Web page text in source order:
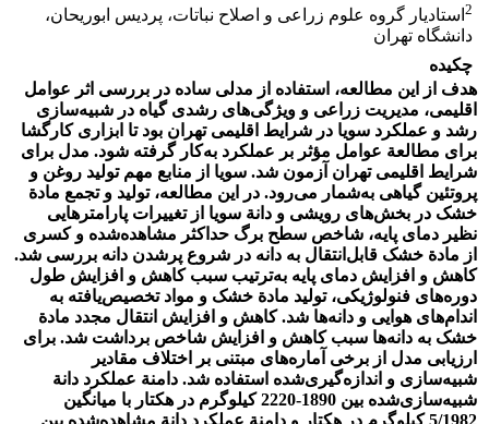
2 استادیار گروه علوم زراعی و اصلاح نباتات، پردیس ابوریحان،
دانشگاه تهران
چکیده
هدف از این مطالعه، استفاده از مدلی ساده در بررسی اثر عوامل
اقلیمی، مدیریت زراعی و ویژگی‌های رشدی گیاه در شبیه‌سازی
رشد و عملکرد سویا در شرایط اقلیمی تهران بود تا ابزاری کارگشا
برای مطالعة عوامل مؤثر بر عملکرد به‌کار گرفته شود. مدل برای
شرایط اقلیمی تهران آزمون شد. سویا از منابع مهم تولید روغن و
پروتئین گیاهی به‌شمار می‌رود. در این مطالعه، تولید و تجمع مادة
خشک در بخش‌های رویشی و دانة سویا از تغییرات پارامتر‌هایی
نظیر دمای پایه، شاخص سطح برگ حداکثر مشاهده‌شده و کسری
از مادة خشک قابل‌انتقال به دانه در شروع پرشدن دانه بررسی شد.
کاهش و افزایش دمای پایه به‌ترتیب سبب کاهش و افزایش طول
دوره‌های فنولوژیکی، تولید مادة خشک و مواد تخصیص‌‌یافته به
اندام‌های هوایی و دانه‌ها شد. کاهش و افزایش انتقال مجدد مادة
خشک به دانه‌ها سبب کاهش و افزایش شاخص برداشت شد. برای
ارزیابی مدل از برخی آماره‌های مبتنی بر اختلاف مقادیر
شبیه‌سازی و اندازه‌گیری‌شده استفاده شد. دامنة عملکرد دانة
شبیه‌سازی‌شده بین 1890-2220 کیلوگرم در هکتار با میانگین
5/1982 کیلوگرم در هکتار و دامنة عملکرد دانة مشاهده‌شده بین